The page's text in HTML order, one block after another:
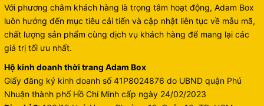
Với phương châm khách hàng là trọng tâm hoạt động, Adam Box
luôn hướng đến mục tiêu cải tiến và cập nhật liên tục về mẫu mã,
chất lượng sản phẩm cùng dịch vụ khách hàng để mang lại các
giá trị tối ưu nhất.
Hộ kinh doanh thời trang Adam Box
Giấy đăng ký kinh doanh số 41P8024876 do UBND quận Phú
Nhuận thành phố Hồ Chí Minh cấp ngày 24/02/2023